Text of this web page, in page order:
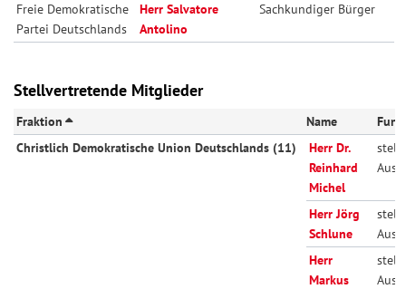
Freie Demokratische
Partei Deutschlands
Herr Salvatore
Antolino
Sachkundiger Bürger
Stellvertretende Mitglieder
Fraktion Name
Christlich Demokratische Union Deutschlands (11)
Herr Dr.
Reinhard
Michel
Herr Jörg
Schlune
Herr
Markus